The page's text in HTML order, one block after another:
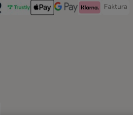
Method
Payment Method
Trustly Payment Method
Apple Pay Payment Method
Googple Pay Payment
Klarna Payment
Faktura
Faktura